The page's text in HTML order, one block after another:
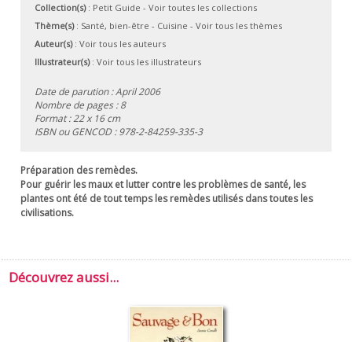
Collection(s): Petit Guide - Voir toutes les collections
Thème(s): Santé, bien-être - Cuisine - Voir tous les thèmes
Auteur(s): Voir tous les auteurs
Illustrateur(s): Voir tous les illustrateurs
Date de parution : April 2006
Nombre de pages : 8
Format : 22 x 16 cm
ISBN ou GENCOD :978-2-84259-335-3
Préparation des remèdes.
Pour guérir les maux et lutter contre les problèmes de santé, les
plantes ont été de tout temps les remèdes utilisés dans toutes les
civilisations.
Découvrez aussi...